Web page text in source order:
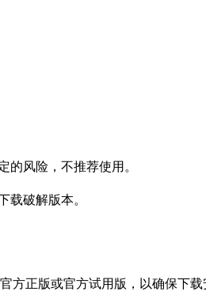
的风险，不推荐使用。
载破解版本。
正版或官方试用版，以确保下